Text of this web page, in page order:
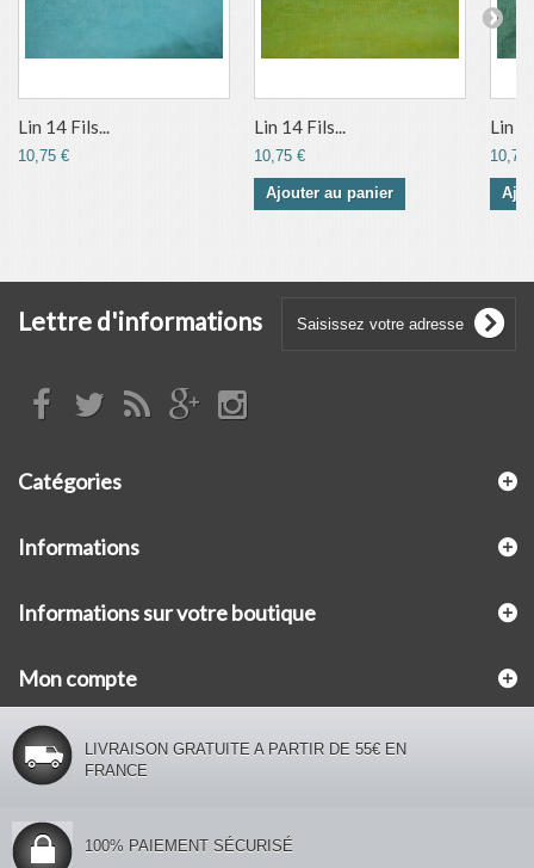
Lin 14 Fils...
10,75 €
Lin 14 Fils...
10,75 €
Ajouter au panier
Lin
10,75
Lettre d'informations
Catégories
Informations
Informations sur votre boutique
Mon compte
LIVRAISON GRATUITE A PARTIR DE 55€ EN
FRANCE
100% PAIEMENT SÉCURISÉ